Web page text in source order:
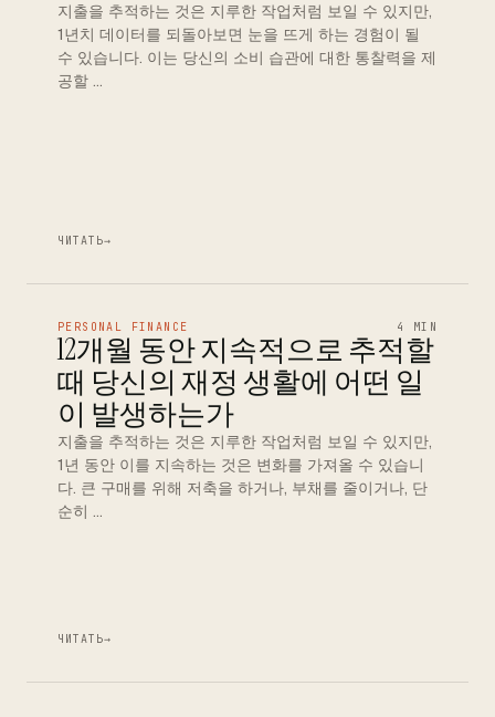
지출을 추적하는 것은 지루한 작업처럼 보일 수 있지만,
1년치 데이터를 되돌아보면 눈을 뜨게 하는 경험이 될
수 있습니다. 이는 당신의 소비 습관에 대한 통찰력을 제
공할 …
ЧИТАТЬ→
PERSONAL FINANCE 4 MIN
12개월 동안 지속적으로 추적할
때 당신의 재정 생활에 어떤 일
이 발생하는가
지출을 추적하는 것은 지루한 작업처럼 보일 수 있지만,
1년 동안 이를 지속하는 것은 변화를 가져올 수 있습니
다. 큰 구매를 위해 저축을 하거나, 부채를 줄이거나, 단
순히 …
ЧИТАТЬ→